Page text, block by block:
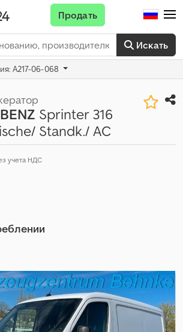
Искать
Продать
A217-06-068
Sprinter 316
Standk./ AC
учета НДС